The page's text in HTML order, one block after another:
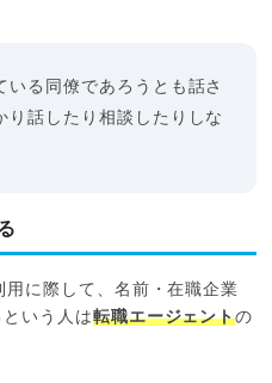
いる同僚であろうとも話さ
り話したり相談したりしな
に際して、名前・在職企業
いう人は転職エージェントの